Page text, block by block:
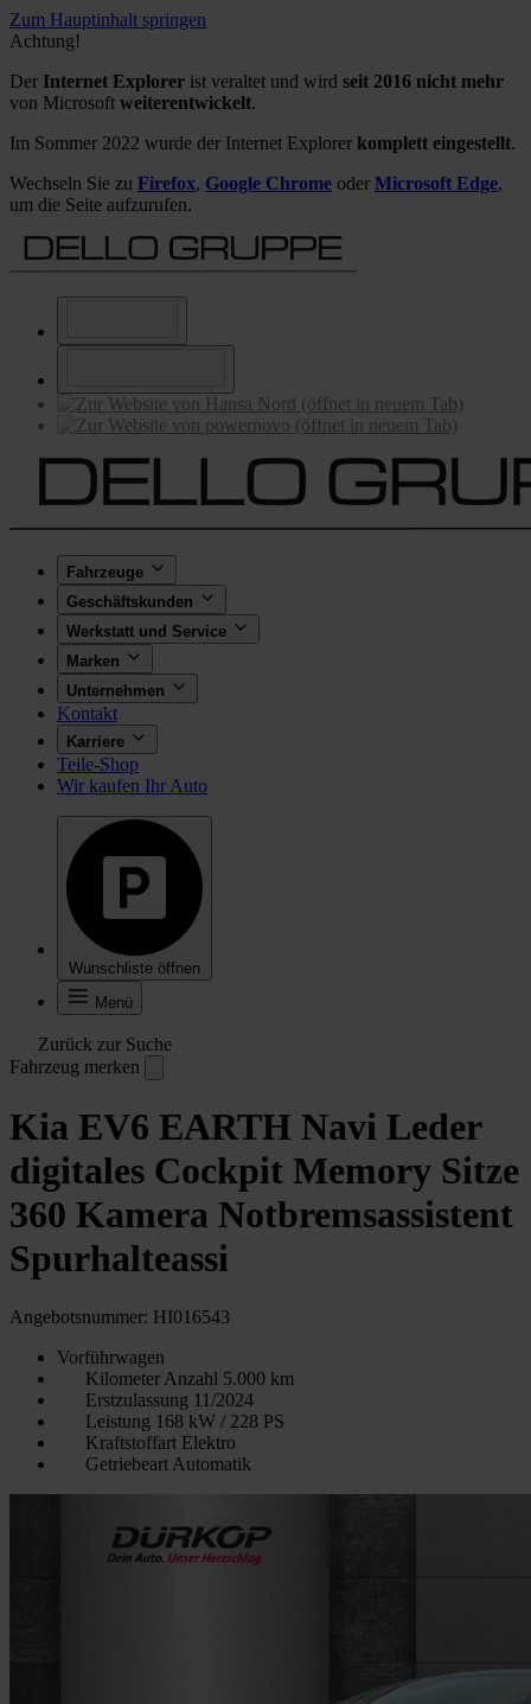
Zum Hauptinhalt springen
Achtung!
Der Internet Explorer ist veraltet und wird seit 2016 nicht mehr
von Microsoft weiterentwickelt.
Im Sommer 2022 wurde der Internet Explorer komplett eingestellt.
Wechseln Sie zu Firefox, Google Chrome oder Microsoft Edge,
um die Seite aufzurufen.
Fahrzeuge
Geschäftskunden
Werkstatt und Service
Marken
Unternehmen
Kontakt
Karriere
Teile-Shop
Wir kaufen Ihr Auto
Wunschliste öffnen
Menü
Zurück zur Suche
Fahrzeug merken
Kia EV6 EARTH Navi Leder
digitales Cockpit Memory Sitze
360 Kamera Notbremsassistent
Spurhalteassi
Angebotsnummer: HI016543
Vorführwagen
Kilometer Anzahl 5.000 km
Erstzulassung 11/2024
Leistung 168 kW / 228 PS
Kraftstoffart Elektro
Getriebeart Automatik